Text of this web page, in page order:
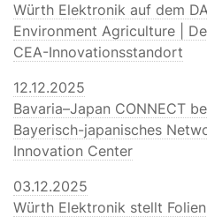
Würth Elektronik auf dem
Environment Agriculture |
CEA-Innovationsstandort
12.12.2025
Bavaria–Japan CONNECT
Bayerisch-japanisches
Innovation Center
03.12.2025
Würth Elektronik stellt